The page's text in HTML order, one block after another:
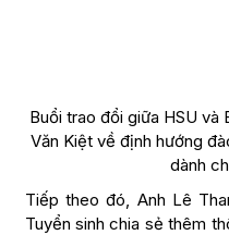
Buổi trao đổi giữa HSU và
Văn Kiệt về định hướng
dành
Tiếp theo đó, Anh Lê
Tuyển sinh chia sẻ thêm